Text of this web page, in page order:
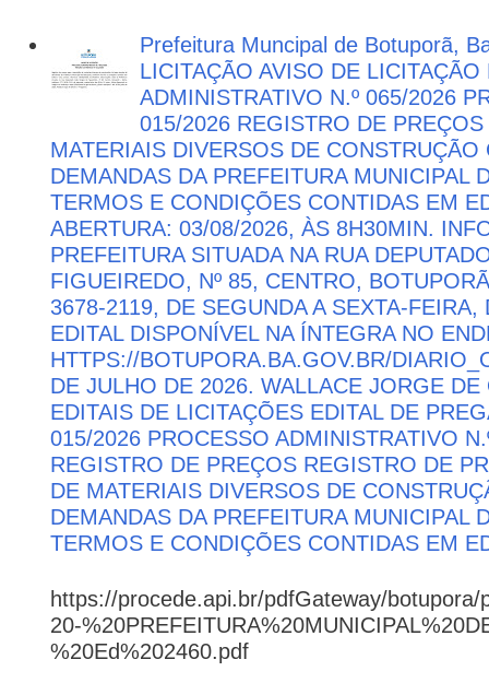
Prefeitura Muncipal de Botuporã,
LICITAÇÃO AVISO DE LICITAÇÃO
ADMINISTRATIVO N.º 065/2026
015/2026 REGISTRO DE
MATERIAIS DIVERSOS DE CONSTRUÇÃO
DEMANDAS DA PREFEITURA MUNICIPAL
TERMOS E CONDIÇÕES CONTIDAS EM
ABERTURA: 03/08/2026, ÀS 8H30MIN.
PREFEITURA SITUADA NA RUA
FIGUEIREDO, Nº 85, CENTRO,
3678-2119, DE SEGUNDA A SEXTA-
EDITAL DISPONÍVEL NA ÍNTEGRA NO
HTTPS://BOTUPORA.BA.GOV.BR/
DE JULHO DE 2026. WALLACE JORGE
EDITAIS DE LICITAÇÕES EDITAL DE
015/2026 PROCESSO ADMINISTRATIVO
REGISTRO DE PREÇOS REGISTRO DE
DE MATERIAIS DIVERSOS DE
DEMANDAS DA PREFEITURA MUNICIPAL
TERMOS E CONDIÇÕES CONTIDAS EM
https://procede.api.br/pdfGateway/botupora/
20-
%20Ed%202460.pdf